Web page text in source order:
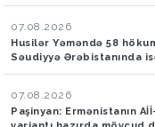
07.08.2026
Husilər Yəməndə 58
Səudiyyə Ərəbistanında
07.08.2026
Paşinyan: Ermənistanın Aİİ-yə alternativ olaraq Aİ üzvlüyü